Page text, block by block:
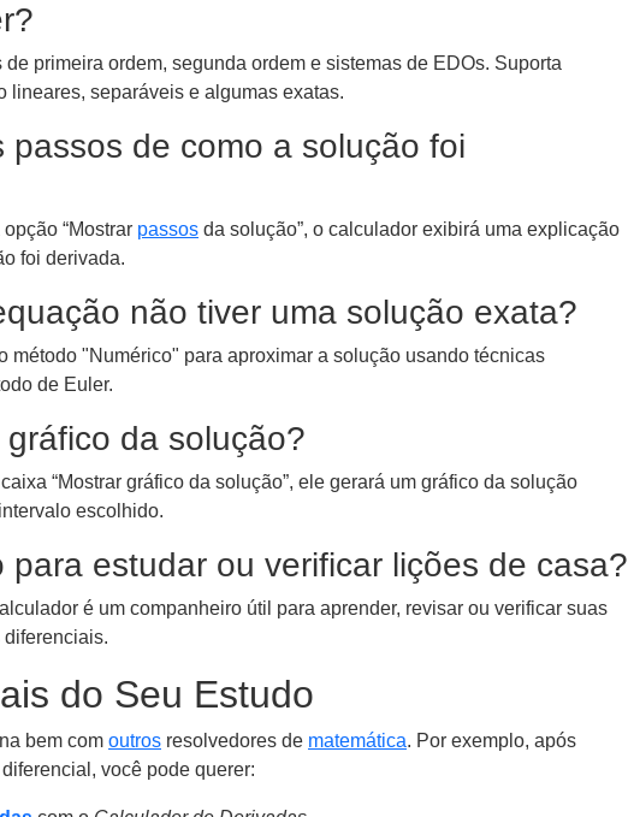
primeira ordem, segunda ordem e sistemas de EDOs. Suporta
lineares, separáveis e algumas exatas.
passos de como a solução foi
“Mostrar passos da solução”, o calculador exibirá uma explicação
foi derivada.
não tiver uma solução exata?
método "Numérico" para aproximar a solução usando técnicas
de Euler.
da solução?
“Mostrar gráfico da solução”, ele gerará um gráfico da solução
escolhido.
para estudar ou verificar lições de casa?
é um companheiro útil para aprender, revisar ou verificar suas
do Seu Estudo
bem com outros resolvedores de matemática. Por exemplo, após
você pode querer: